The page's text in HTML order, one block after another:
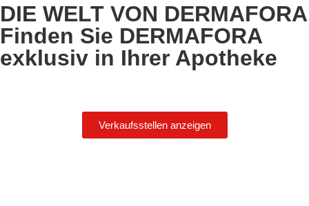
DIE WELT VON DERMAFORA
Finden Sie DERMAFORA
exklusiv in Ihrer Apotheke
Verkaufsstellen anzeigen